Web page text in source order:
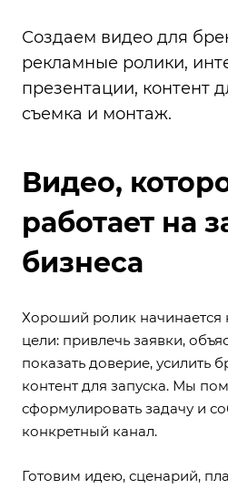
Создаем видео для
рекламные ролики,
презентации, контент
съемка и монтаж.
Видео,
работает на
бизнеса
Хороший ролик начинается
цели: привлечь заявки,
показать доверие, усилить
контент для запуска. Мы
сформулировать задачу и
конкретный канал.
Готовим идею, сценарий,